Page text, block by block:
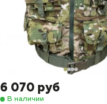
6 070 руб
В наличии